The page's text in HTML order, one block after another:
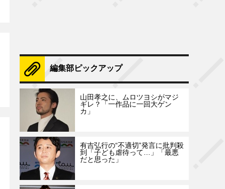
編集部ピックアップ
山田孝之に、ムロツヨシがマジ
ギレ？「一作品に一回大ゲン
カ」
有吉弘行の“不適切”発言に批判殺
到「子ども虐待って…」「最悪
だと思った」